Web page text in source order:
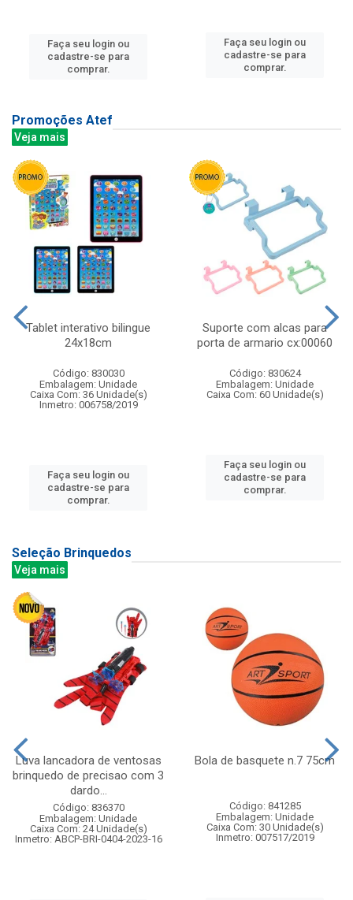
Faça seu login ou
cadastre-se para
comprar.
Faça seu login ou
cadastre-se para
comprar.
Promoções Atef
Veja mais
Tablet interativo bilingue
24x18cm
Código: 830030
Embalagem: Unidade
Caixa Com: 36 Unidade(s)
Inmetro: 006758/2019
Faça seu login ou
cadastre-se para
comprar.
Suporte com alcas para
porta de armario cx:00060
Código: 830624
Embalagem: Unidade
Caixa Com: 60 Unidade(s)
Faça seu login ou
cadastre-se para
comprar.
Seleção Brinquedos
Veja mais
Luva lancadora de ventosas
brinquedo de precisao com 3
dardo...
Código: 836370
Embalagem: Unidade
Caixa Com: 24 Unidade(s)
Inmetro: ABCP-BRI-0404-2023-16
Bola de basquete n.7 75cm
Código: 841285
Embalagem: Unidade
Caixa Com: 30 Unidade(s)
Inmetro: 007517/2019